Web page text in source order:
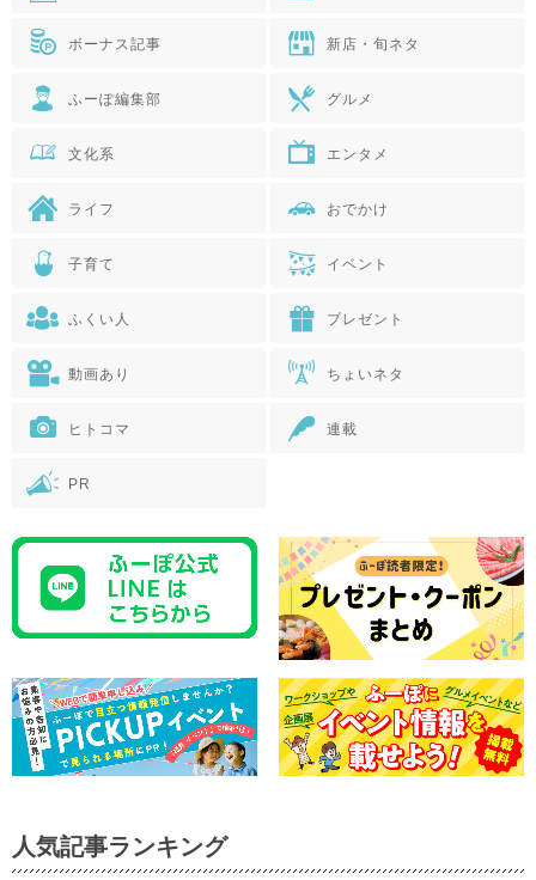
ボーナス記事 新店・旬ネタ
ふーぽ編集部 グルメ
文化系 エンタメ
ライフ おでかけ
子育て イベント
ふくい人 プレゼント
動画あり ちょいネタ
ヒトコマ 連載
PR
人気記事ランキング